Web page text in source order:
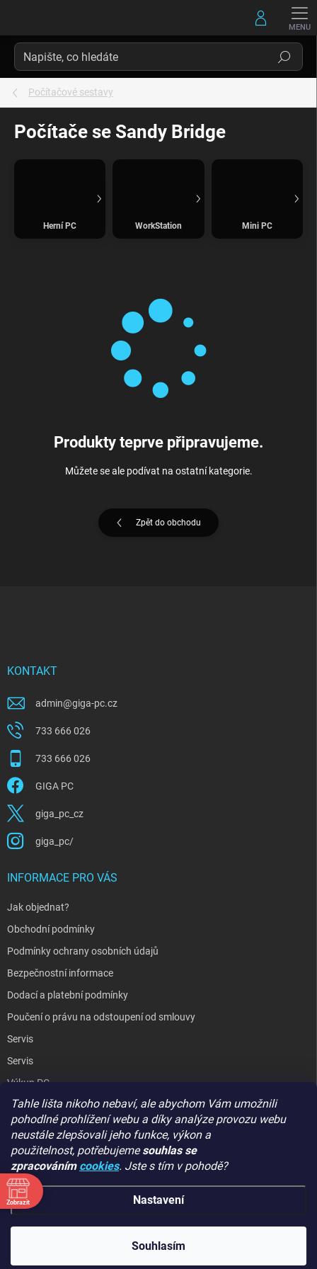
Tahle lišta nikoho nebaví, ale abychom Vám umožnili
pohodlné prohlížení webu a díky analýze provozu webu
neustále zlepšovali jeho funkce, výkon a
použitelnost, potřebujemesouhlas se
zpracováním cookies. Jste s tím v pohodě?
Nastavení
Souhlasím
Hledat
Počítačové sestavy
Počítače se Sandy Bridge
Herní PC WorkStation Mini PC
Produkty teprve připravujeme.
Můžete se ale podívat na ostatní kategorie.
Zpět do obchodu
KONTAKT
admin@giga-pc.cz
733 666 026
733 666 026
GIGA PC
giga_pc_cz
giga_pc/
INFORMACE PRO VÁS
Jak objednat?
Obchodní podmínky
Podmínky ochrany osobních údajů
Bezpečnostní informace
Dodací a platební podmínky
Poučení o právu na odstoupení od smlouvy
Servis
Servis
Výkup PC
Kopírování / laminování
Hodnocení obchodu
GIGA PC
GIGA PC. Všechna práva vyhrazena.
Zobrazit